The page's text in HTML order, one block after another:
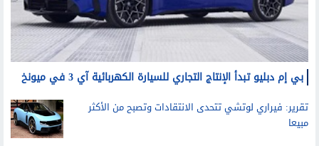
بي إم دبليو تبدأ الإنتاج التجاري للسيارة الكهربائية آي 3 في ميونخ
تقرير: فيراري لوتشي تتحدى الانتقادات وتصبح من الأكثر
مبيعا